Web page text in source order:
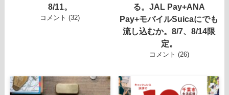
8/11。
コメント (32)
る。JAL Pay+ANA
Pay+モバイルSuicaにでも
流し込むか。8/7、8/14限
定。
コメント (26)